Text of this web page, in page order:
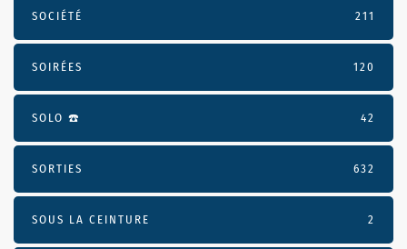
SOCIÉTÉ 211
SOIRÉES 120
SOLO ☎️ 42
SORTIES 632
SOUS LA CEINTURE 2